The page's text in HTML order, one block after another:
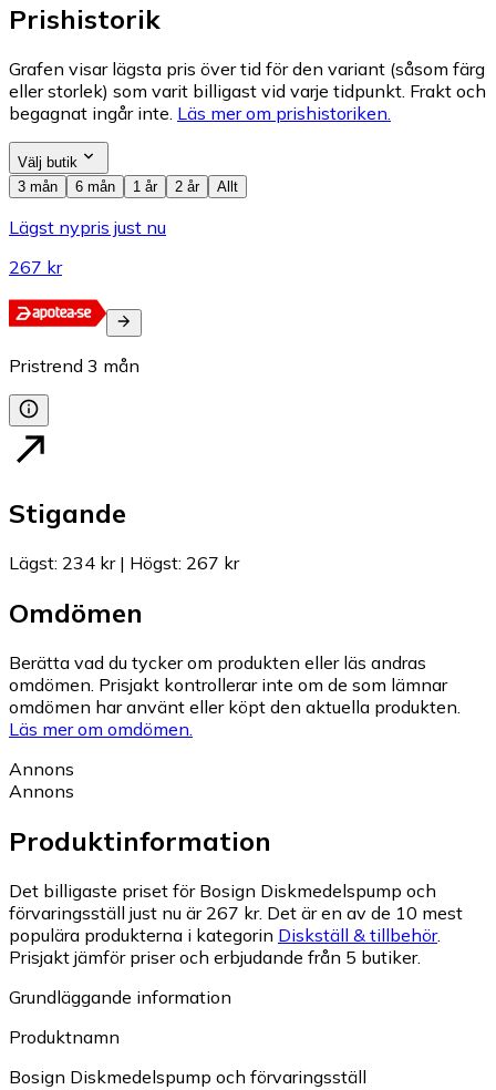
Prishistorik
Grafen visar lägsta pris över tid för den variant (såsom färg
eller storlek) som varit billigast vid varje tidpunkt. Frakt och
begagnat ingår inte. Läs mer om prishistoriken.
Välj butik
3 mån
6 mån 1 år 2 år Allt
Lägst nypris just nu
267 kr
Pristrend 3 mån
Stigande
Lägst: 234 kr| Högst: 267 kr
Omdömen
Berätta vad du tycker om produkten eller läs andras
omdömen. Prisjakt kontrollerar inte om de som lämnar
omdömen har använt eller köpt den aktuella produkten.
Läs mer om omdömen.
Annons
Annons
Produktinformation
Det billigaste priset för Bosign Diskmedelspump och
förvaringsställ just nu är 267 kr. Det är en av de 10 mest
populära produkterna i kategorin Diskställ & tillbehör.
Prisjakt jämför priser och erbjudande från 5 butiker.
Grundläggande information
Produktnamn
Bosign Diskmedelspump och förvaringsställ